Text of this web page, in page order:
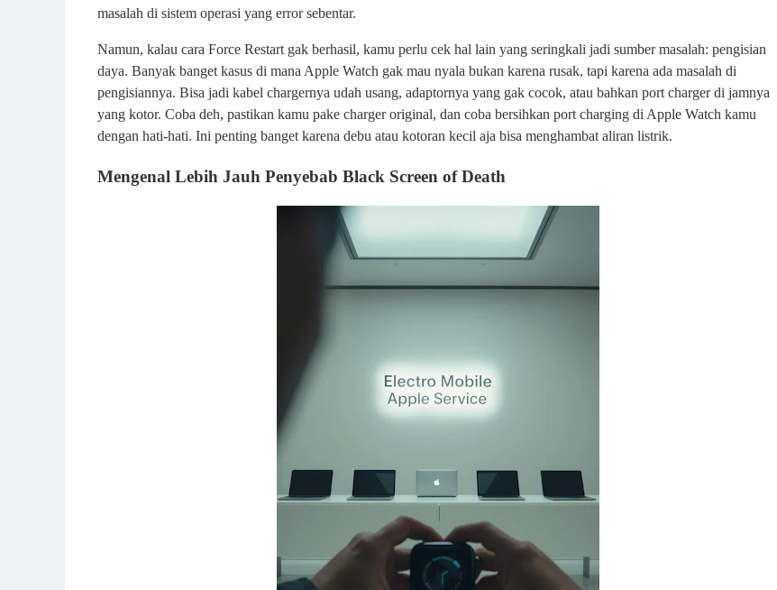
masalah di sistem operasi yang error sebentar.
Namun, kalau cara Force Restart gak berhasil, kamu perlu cek hal lain yang seringkali jadi sumber masalah: pengisian
daya. Banyak banget kasus di mana Apple Watch gak mau nyala bukan karena rusak, tapi karena ada masalah di
pengisiannya. Bisa jadi kabel chargernya udah usang, adaptornya yang gak cocok, atau bahkan port charger di jamnya
yang kotor. Coba deh, pastikan kamu pake charger original, dan coba bersihkan port charging di Apple Watch kamu
dengan hati-hati. Ini penting banget karena debu atau kotoran kecil aja bisa menghambat aliran listrik.
Mengenal Lebih Jauh Penyebab Black Screen of Death